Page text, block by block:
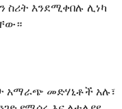
ስሪት እንደሚቀበሉ ሊነካ
አማራጭ መድሃኒቶች አሉ፣